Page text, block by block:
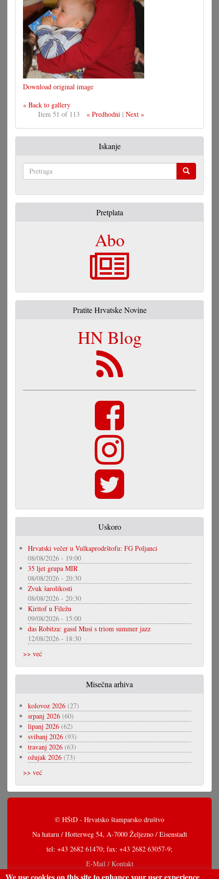
Download original image
« Back to gallery
Item 51 of 113
« Predhodni | Next »
Iskanje
Pretplata
Abo
Pratite Hrvatske Novine
HN Blog
Uskoro
Hrvatski večer u Vulkaprodrštofu: FG Poljanci
08/08/2026 - 19:00
35 ljet grupa MIR
08/08/2026 - 20:30
Zvuk šarolikosti
08/08/2026 - 20:30
Kiritof u Filežu
09/08/2026 - 15:00
das Robitza: gassl Musi s triom summer jazz
12/08/2026 - 18:30
>> već
Misečna arhiva
kolovoz 2026 (27)
srpanj 2026 (60)
lipanj 2026 (62)
svibanj 2026 (93)
travanj 2026 (63)
ožujak 2026 (73)
>> već
© HŠtD - Hrvatsko štamparsko društvo
Na hataru / Hotterweg 54, A-7000 Željezno / Eisenstadt
tel: +43 2682 61470; fax: +43 2682 63057-9;
E-Mail / Kontakt